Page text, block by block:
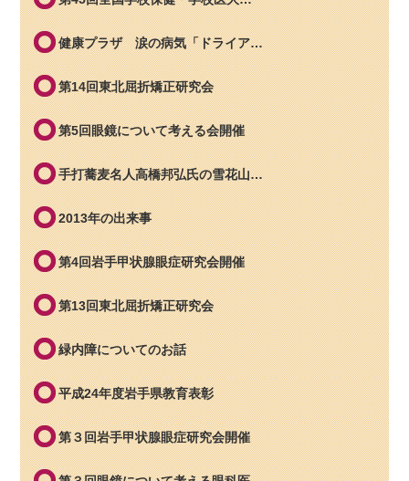
健康プラザ 涙の病気「ドライア…
第14回東北屈折矯正研究会
第5回眼鏡について考える会開催
手打蕎麦名人高橋邦弘氏の雪花山…
2013年の出来事
第4回岩手甲状腺眼症研究会開催
第13回東北屈折矯正研究会
緑内障についてのお話
平成24年度岩手県教育表彰
第３回岩手甲状腺眼症研究会開催